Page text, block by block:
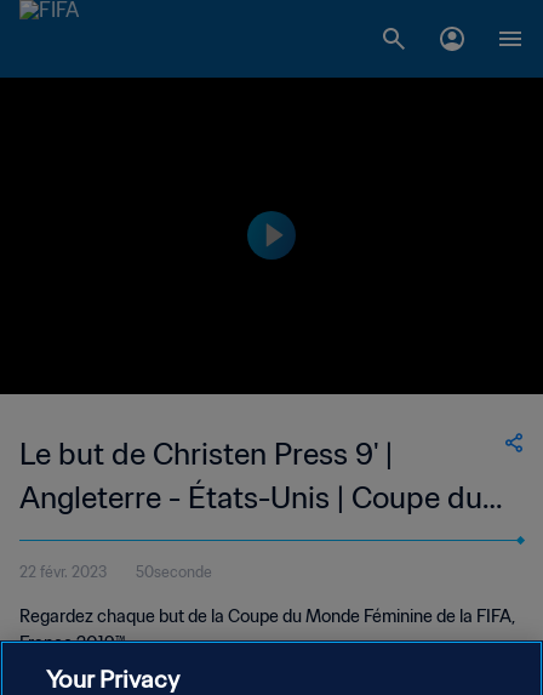
Le but de Christen Press 9' |
Angleterre - États-Unis | Coupe du
Monde Féminine de la FIFA, France
2019™
22 févr. 2023 50seconde
Regardez chaque but de la Coupe du Monde Féminine de la FIFA,
France 2019™.
Your Privacy